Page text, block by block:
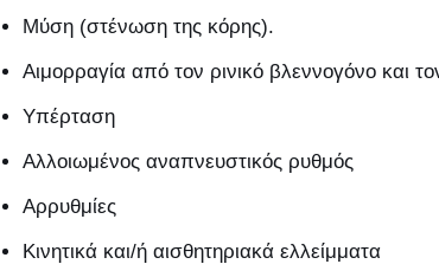
Μύση (στένωση της κόρης).
Αιμορραγία από τον ρινικό βλεννογόνο και
Υπέρταση
Αλλοιωμένος αναπνευστικός ρυθμός
Αρρυθμίες
Κινητικά και/ή αισθητηριακά ελλείμματα